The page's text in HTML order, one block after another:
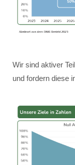
Wir sind aktiver
und fordern diese